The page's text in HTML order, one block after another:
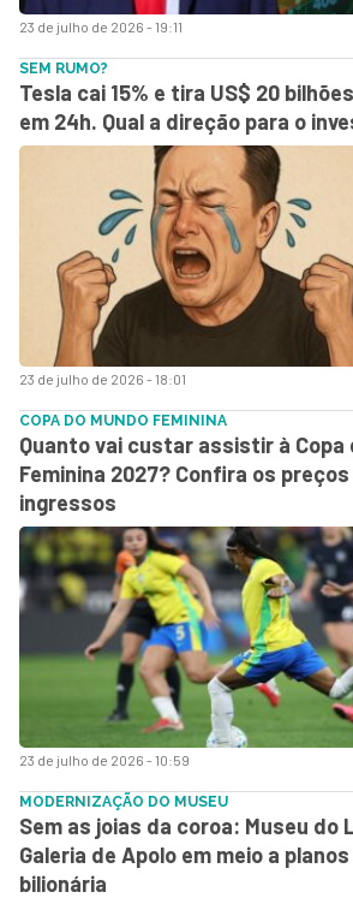
23 de julho de 2026 - 19:11
23 de julho de 2026 - 18:01
SEM RUMO?
Tesla cai 15% e tira US$ 20
em 24h. Qual a direção para o
23 de julho de 2026 - 10:59
COPA DO MUNDO FEMININA
Quanto vai custar assistir à Copa
Feminina 2027? Confira os
ingressos
MODERNIZAÇÃO DO MUSEU
Sem as joias da coroa: Museu do
Galeria de Apolo em meio a
bilionária